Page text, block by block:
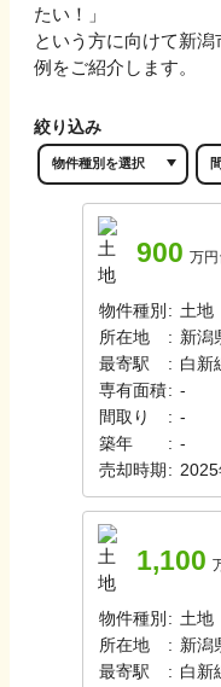
たい！」
という方に向けて新潟
例をご紹介します。
絞り込み
900 万円
物件種別 : 土地
所在地
: 新潟
最寄駅
: 白新
専有面積: -
間取り
: -
築年
: -
売却時期 : 2025
1,100
物件種別 : 土地
所在地
: 新潟
最寄駅
: 白新